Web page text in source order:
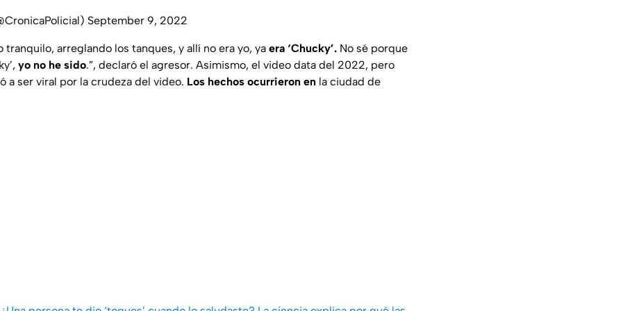
September 9, 2022
tranquilo, arreglando los tanques, y allí no era yo, ya era ‘Chucky’. No sé porque
yo no he sido.”, declaró el agresor. Asimismo, el video data del 2022, pero
a ser viral por la crudeza del video. Los hechos ocurrieron en la ciudad de